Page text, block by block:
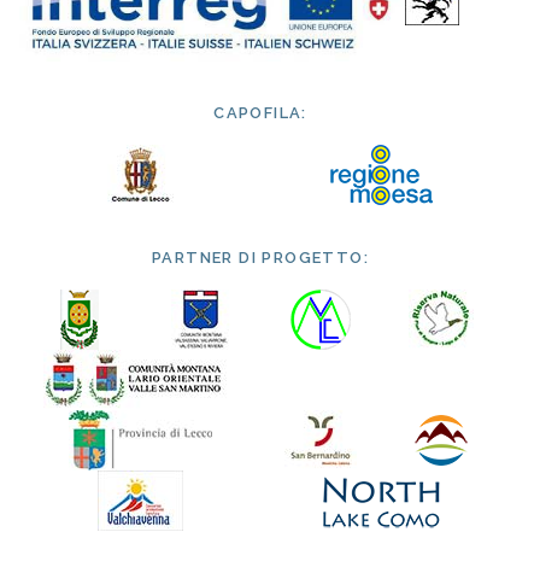
CAPOFILA:
PARTNER DI PROGETTO: